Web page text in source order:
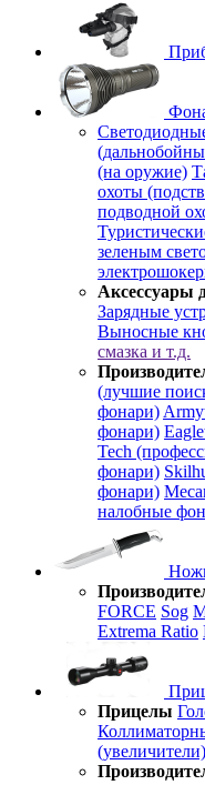
(на оружие)
охоты
подводной
зеленым
Аксессуары
Зарядные
Выносные
смазка и т.д.
(лучшие
фонари)
фонари)
Tech
фонари)
фонари)
налобные
FORCE Sog
Extrema Ratio
Прицелы
(увеличители)